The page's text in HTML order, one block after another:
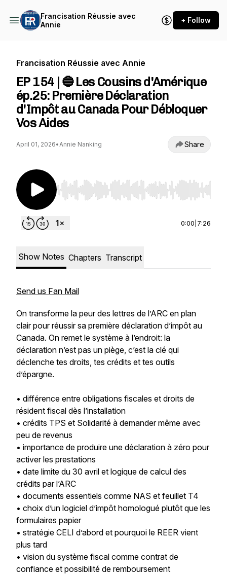
Francisation Réussie avec
Annie
+ Follow
Francisation Réussie avec Annie
EP 154 | 🔵 Les Cousins d'Amérique
ép.25: Première Déclaration
d'Impôt au Canada Pour Débloquer
Vos Aides
April 01, 2026•Annie Nanking Share
Use Left/Right to seek, Home/End to jump to
0:00 7:26
Show Notes Chapters Transcript
Send us Fan Mail
On transforme la peur des lettres de l’ARC en plan
clair pour réussir sa première déclaration d’impôt au
Canada. On remet le système à l’endroit: la
déclaration n’est pas un piège, c’est la clé qui
déclenche tes droits, tes crédits et tes outils
d’épargne.
• différence entre obligations fiscales et droits de
résident fiscal dès l’installation
• crédits TPS et Solidarité à demander même avec
peu de revenus
• importance de produire une déclaration à zéro pour
activer les prestations
• date limite du 30 avril et logique de calcul des
crédits par l’ARC
• documents essentiels comme NAS et feuillet T4
• choix d’un logiciel d’impôt homologué plutôt que les
formulaires papier
• stratégie CELI d’abord et pourquoi le REER vient
plus tard
• vision du système fiscal comme contrat de
confiance et possibilité de remboursement